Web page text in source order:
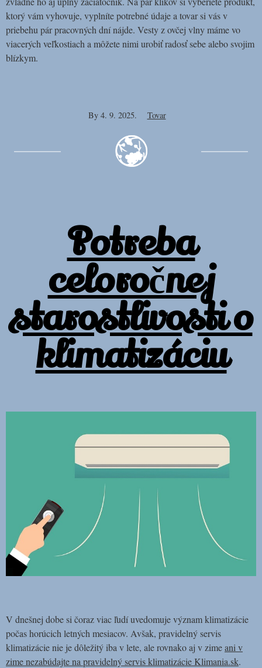
ktorý vám vyhovuje, vyplníte potrebné údaje a tovar si vás v
priebehu pár pracovných dní nájde. Vesty z ovčej vlny máme vo
viacerých veľkostiach a môžete nimi urobiť radosť sebe alebo svojim
blízkym.
By 4. 9. 2025. Tovar
Potreba
celoročnej
starostlivosti o
klimatizáciu
V dnešnej dobe si čoraz viac ľudí uvedomuje význam klimatizácie
počas horúcich letných mesiacov. Avšak, pravidelný servis
klimatizácie nie je dôležitý iba v lete, ale rovnako aj v zimeani v
zime nezabúdajte na pravidelný servis klimatizácie Klimania.sk.